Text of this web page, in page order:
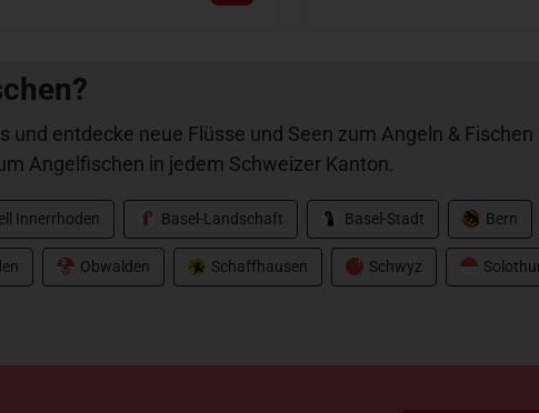
entdecke neue Flüsse und Seen zum Angeln &
Angelfischen in jedem Schweizer Kanton.
Innerrhoden Basel-Landschaft Basel-Stadt Bern
Obwalden Schaffhausen Schwyz